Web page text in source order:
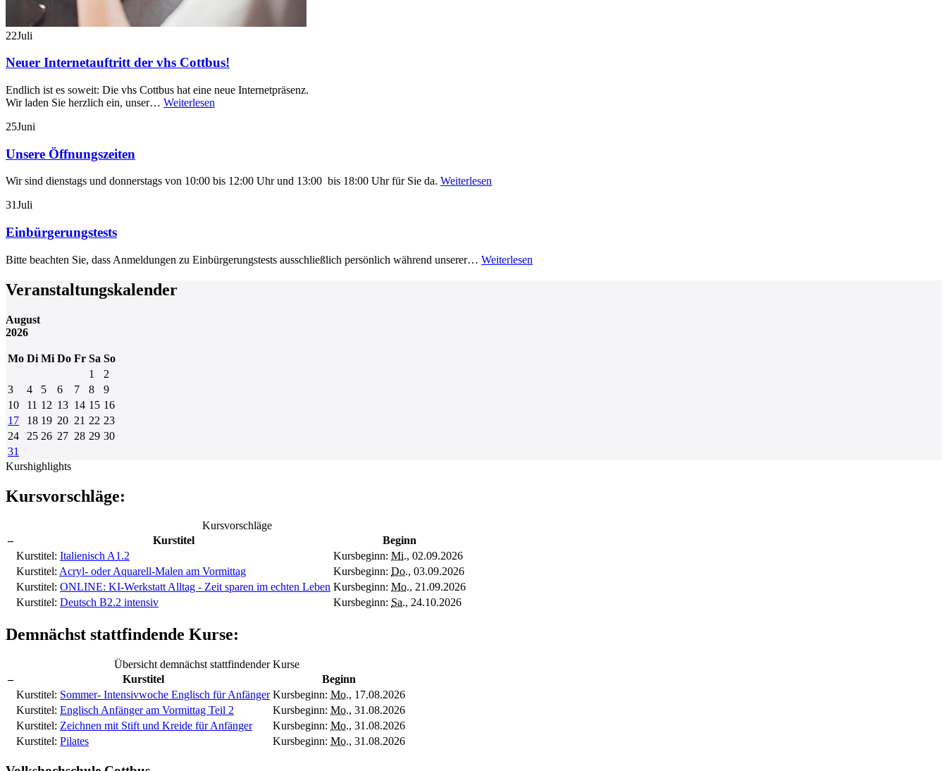
22Juli
Neuer Internetauftritt der vhs Cottbus!
Endlich ist es soweit: Die vhs Cottbus hat eine neue Internetpräsenz.
Wir laden Sie herzlich ein, unser… Weiterlesen
25Juni
Unsere Öffnungszeiten
Wir sind dienstags und donnerstags von 10:00 bis 12:00 Uhr und 13:00 bis 18:00 Uhr für Sie da. Weiterlesen
31Juli
Einbürgerungstests
Bitte beachten Sie, dass Anmeldungen zu Einbürgerungstests ausschließlich persönlich während unserer… Weiterlesen
Veranstaltungskalender
August
2026
Mo Di Mi Do Fr Sa So
1
2
3
4 5 6 7 8
9
10
11 12 13 14 15 16
17
18 19 20 21 22 23
24
25 26 27 28 29 30
31
Kurshighlights
Kursvorschläge:
Kursvorschläge
–
Kurstitel
Beginn
Kurstitel: Italienisch A1.2 Kursbeginn: Mi., 02.09.2026
Kurstitel: Acryl- oder Aquarell-Malen am Vormittag Kursbeginn: Do., 03.09.2026
Kurstitel: ONLINE: KI-Werkstatt Alltag - Zeit sparen im echten Leben Kursbeginn: Mo., 21.09.2026
Kurstitel: Deutsch B2.2 intensiv Kursbeginn: Sa., 24.10.2026
Demnächst stattfindende Kurse:
Übersicht demnächst stattfindender Kurse
–
Kurstitel
Beginn
Kurstitel: Sommer- Intensivwoche Englisch für Anfänger Kursbeginn: Mo., 17.08.2026
Kurstitel: Englisch Anfänger am Vormittag Teil 2 Kursbeginn: Mo., 31.08.2026
Kurstitel: Zeichnen mit Stift und Kreide für Anfänger Kursbeginn: Mo., 31.08.2026
Kurstitel: Pilates Kursbeginn: Mo., 31.08.2026